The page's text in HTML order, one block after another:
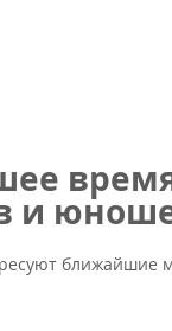
и
ближайшие